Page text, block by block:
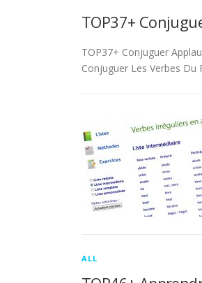
TOP37+
TOP37+ Conjuguer
Conjuguer Les Verbes
ALL